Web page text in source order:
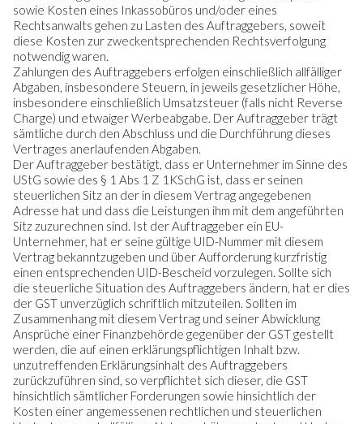
sowie Kosten eines Inkassobüros und/oder eines
Rechtsanwalts gehen zu Lasten des Auftraggebers, soweit
diese Kosten zur zweckentsprechenden Rechtsverfolgung
notwendig waren.
Zahlungen des Auftraggebers erfolgen einschließlich allfälliger
Abgaben, insbesondere Steuern, in jeweils gesetzlicher Höhe,
insbesondere einschließlich Umsatzsteuer (falls nicht Reverse
Charge) und etwaiger Werbeabgabe. Der Auftraggeber trägt
sämtliche durch den Abschluss und die Durchführung dieses
Vertrages anerlaufenden Abgaben.
Der Auftraggeber bestätigt, dass er Unternehmer im Sinne des
UStG sowie des § 1 Abs 1 Z 1KSchG ist, dass er seinen
steuerlichen Sitz an der in diesem Vertrag angegebenen
Adresse hat und dass die Leistungen ihm mit dem angeführten
Sitz zuzurechnen sind. Ist der Auftraggeber ein EU-
Unternehmer, hat er seine gültige UID-Nummer mit diesem
Vertrag bekanntzugeben und über Aufforderung kurzfristig
einen entsprechenden UID-Bescheid vorzulegen. Sollte sich
die steuerliche Situation des Auftraggebers ändern, hat er dies
der GST unverzüglich schriftlich mitzuteilen. Sollten im
Zusammenhang mit diesem Vertrag und seiner Abwicklung
Ansprüche einer Finanzbehörde gegenüber der GST gestellt
werden, die auf einen erklärungspflichtigen Inhalt bzw.
unzutreffenden Erklärungsinhalt des Auftraggebers
zurückzuführen sind, so verpflichtet sich dieser, die GST
hinsichtlich sämtlicher Forderungen sowie hinsichtlich der
Kosten einer angemessenen rechtlichen und steuerlichen